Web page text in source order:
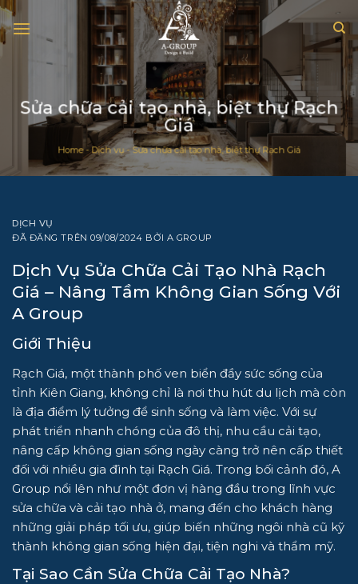
Chuyển
đến
nội
Sửa chữa cải tạo nhà, biệt thự Rạch
Giá
Home-Dịch vụ-Sửa chữa cải tạo nhà, biệt thự Rạch Giá
DỊCH VỤ
ĐÃ ĐĂNG TRÊN09/08/2024 BỞI A GROUP
Dịch Vụ Sửa Chữa Cải Tạo Nhà Rạch
Giá – Nâng Tầm Không Gian Sống Với
A Group
Giới Thiệu
Rạch Giá, một thành phố ven biển đầy sức sống của
tỉnh Kiên Giang, không chỉ là nơi thu hút du lịch mà còn
là địa điểm lý tưởng để sinh sống và làm việc. Với sự
phát triển nhanh chóng của đô thị, nhu cầu cải tạo,
nâng cấp không gian sống ngày càng trở nên cấp thiết
đối với nhiều gia đình tại Rạch Giá. Trong bối cảnh đó, A
Group nổi lên như một đơn vị hàng đầu trong lĩnh vực
sửa chữa và cải tạo nhà ở, mang đến cho khách hàng
những giải pháp tối ưu, giúp biến những ngôi nhà cũ kỹ
thành không gian sống hiện đại, tiện nghi và thẩm mỹ.
Tại Sao Cần Sửa Chữa Cải Tạo Nhà?